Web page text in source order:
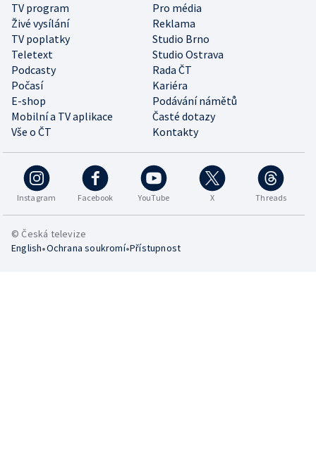
TV program
Pro média
Živé vysílání
Reklama
TV poplatky
Studio Brno
Teletext
Studio Ostrava
Podcasty
Rada ČT
Počasí
Kariéra
E-shop
Podávání námětů
Mobilní a TV aplikace
Časté dotazy
Vše o ČT
Kontakty
Instagram Facebook YouTube X Threads
© Česká televize
English•Ochrana soukromí•Přístupnost